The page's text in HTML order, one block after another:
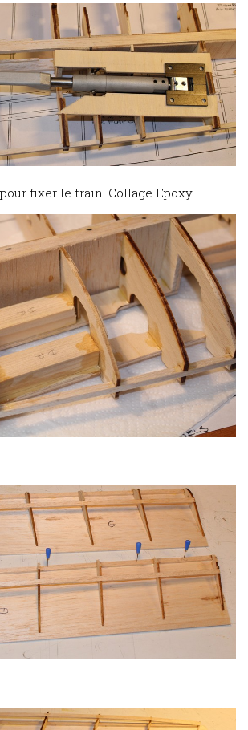
fixer le train. Collage Epoxy.